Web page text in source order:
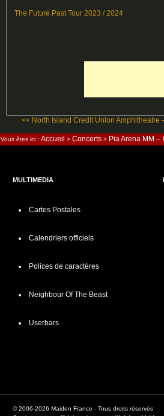
The Future Past Tour 2023 / 2024
<< North Island Credit Union Amphitheatre
Vous êtes ici : Accueil > Concerts > Pia Arena MM –
MULTIMEDIA
Cartes Postales
Calendriers officiels
Polices de caractères
Neighbour Of The Beast
Userbars
© 2006-2026 Maiden France - Tous droits réservés